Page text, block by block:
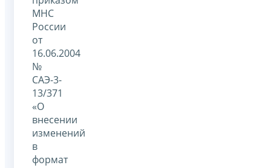
МНС
России
от
16.06.2004
№
САЭ-3-
13/371
«О
внесении
изменений
в
формат